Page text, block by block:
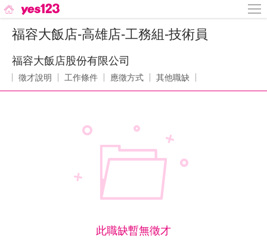
福容大飯店-高雄店-工務組-技術員
福容大飯店股份有限公司
徵才說明 工作條件 應徵方式 其他職缺
此職缺暫無徵才